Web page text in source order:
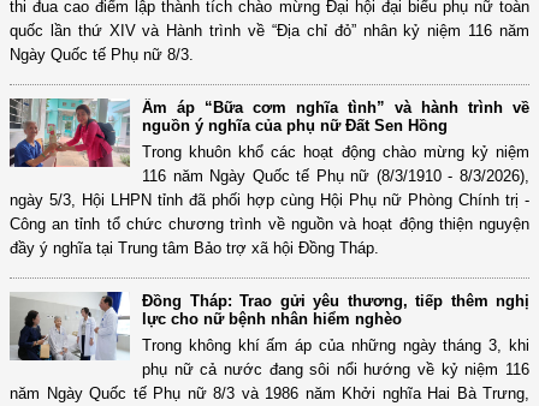
thi đua cao điểm lập thành tích chào mừng Đại hội đại biểu phụ nữ toàn
quốc lần thứ XIV và Hành trình về “Địa chỉ đỏ” nhân kỷ niệm 116 năm
Ngày Quốc tế Phụ nữ 8/3.
Ấm áp “Bữa cơm nghĩa tình” và hành trình về
nguồn ý nghĩa của phụ nữ Đất Sen Hồng
Trong khuôn khổ các hoạt động chào mừng kỷ niệm
116 năm Ngày Quốc tế Phụ nữ (8/3/1910 - 8/3/2026),
ngày 5/3, Hội LHPN tỉnh đã phối hợp cùng Hội Phụ nữ Phòng Chính trị -
Công an tỉnh tổ chức chương trình về nguồn và hoạt động thiện nguyện
đầy ý nghĩa tại Trung tâm Bảo trợ xã hội Đồng Tháp.
Đồng Tháp: Trao gửi yêu thương, tiếp thêm nghị
lực cho nữ bệnh nhân hiểm nghèo
Trong không khí ấm áp của những ngày tháng 3, khi
phụ nữ cả nước đang sôi nổi hướng về kỷ niệm 116
năm Ngày Quốc tế Phụ nữ 8/3 và 1986 năm Khởi nghĩa Hai Bà Trưng,